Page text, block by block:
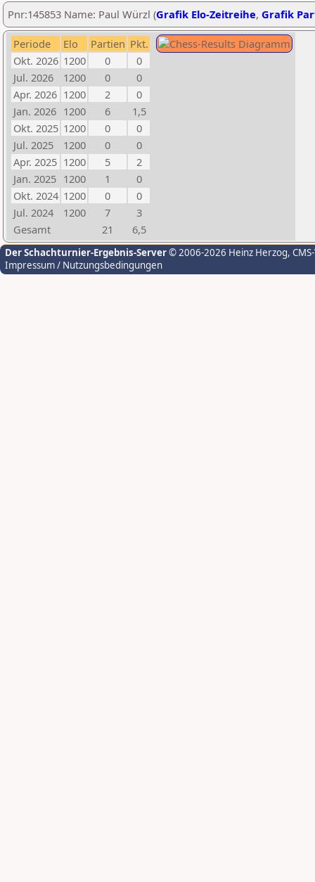
Pnr:145853 Name: Paul Würzl (Grafik Elo-Zeitreihe, Grafik
Periode Elo Partien Pkt.
Okt. 2026 1200 0
0
Jul. 2026
1200 0
0
Apr. 2026 1200 2
0
Jan. 2026 1200 6
1,5
Okt. 2025 1200 0
0
Jul. 2025
1200 0
0
Apr. 2025 1200 5
2
Jan. 2025 1200 1
0
Okt. 2024 1200 0
0
Jul. 2024
1200 7
3
Gesamt
21 6,5
Der Schachturnier-Ergebnis-Server© 2006-2026 Heinz Herzog,
Impressum / Nutzungsbedingungen